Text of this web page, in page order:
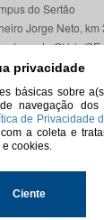
privacidade
básicas sobre
navegação dos
de Privacidade
a coleta e
cookies.
Ciente
do Sertão
Jorge Neto, km
da Glória/SE
49680-000
Localização
os direitos
Federal de